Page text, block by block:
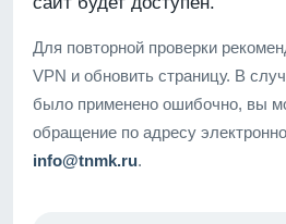
Для повторной проверки
VPN и обновить страницу. В
было применено ошибочно, вы
обращение по адресу
info@tnmk.ru.